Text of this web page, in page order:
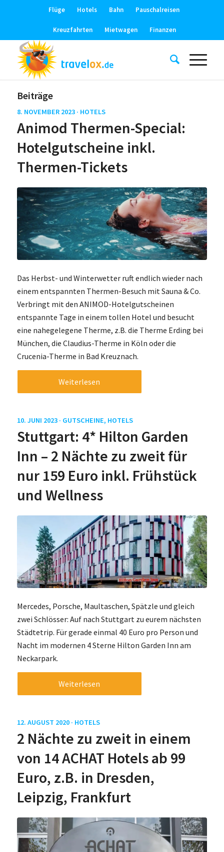
Flüge Hotels Bahn Pauschalreisen
Kreuzfahrten Mietwagen Finanzen
Beiträge
8. NOVEMBER 2023 · HOTELS
Animod Thermen-Special:
Hotelgutscheine inkl.
Thermen-Tickets
Das Herbst- und Winterwetter ruft endlich wieder nach
einem entspannten Thermen-Besuch mit Sauna & Co.
Verbringt mit den ANIMOD-Hotelgutscheinen
entspannte Tage in einem tollen Hotel und besucht
eine nahegelegene Therme, z.B. die Therme Erding bei
München, die Claudius-Therme in Köln oder die
Crucenia-Therme in Bad Kreuznach.
Weiterlesen
10. JUNI 2023 · GUTSCHEINE, HOTELS
Stuttgart: 4* Hilton Garden
Inn – 2 Nächte zu zweit für
nur 159 Euro inkl. Frühstück
und Wellness
Mercedes, Porsche, Maultaschen, Spätzle und gleich
zwei Schlösser: Auf nach Stuttgart zu eurem nächsten
Städtetrip. Für gerade einmal 40 Euro pro Person und
Nacht im modernen 4 Sterne Hilton Garden Inn am
Neckarpark.
Weiterlesen
12. AUGUST 2020 · HOTELS
2 Nächte zu zweit in einem
von 14 ACHAT Hotels ab 99
Euro, z.B. in Dresden,
Leipzig, Frankfurt